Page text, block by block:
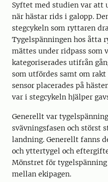
Syftet med studien var att
när hästar rids i galopp.
stegcykeln som ryttaren
Tygelspänningen hos åtta
mättes under ridpass som
kategoriserades utifrån
som utfördes samt om rakt
sensor placerades på
var i stegcykeln hjälper
Generellt var
svävningsfasen och störst
landning. Generellt fanns
och yttertygel och
Mönstret för
mellan ekipagen.